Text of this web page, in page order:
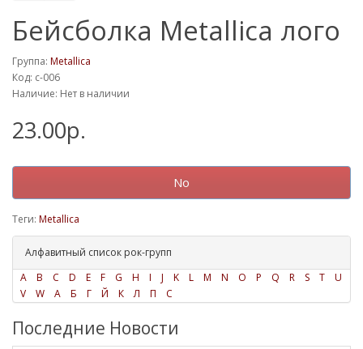
Бейсболка Metallica лого
Группа: Metallica
Код: c-006
Наличие: Нет в наличии
23.00р.
No
Теги: Metallica
Алфавитный список рок-групп
A
B C D E F G H I J K L M N O P Q R S T
U
V
W А Б Г Й К Л П С
Последние Новости